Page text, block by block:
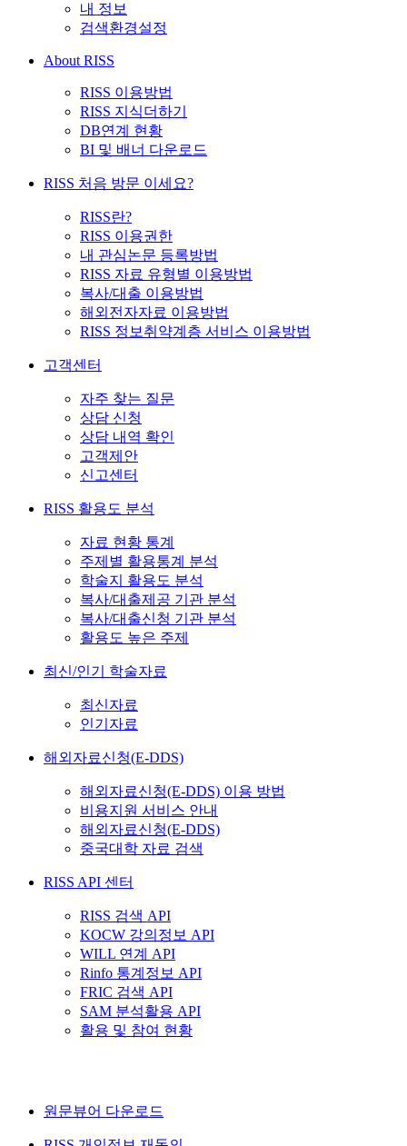
내 정보
검색환경설정
About RISS
RISS 이용방법
RISS 지식더하기
DB연계 현황
BI 및 배너 다운로드
RISS 처음 방문 이세요?
RISS란?
RISS 이용권한
내 관심논문 등록방법
RISS 자료 유형별 이용방법
복사/대출 이용방법
해외전자자료 이용방법
RISS 정보취약계층 서비스 이용방법
고객센터
자주 찾는 질문
상담 신청
상담 내역 확인
고객제안
신고센터
RISS 활용도 분석
자료 현황 통계
주제별 활용통계 분석
학술지 활용도 분석
복사/대출제공 기관 분석
복사/대출신청 기관 분석
활용도 높은 주제
최신/인기 학술자료
최신자료
인기자료
해외자료신청(E-DDS)
해외자료신청(E-DDS) 이용 방법
비용지원 서비스 안내
해외자료신청(E-DDS)
중국대학 자료 검색
RISS API 센터
RISS 검색 API
KOCW 강의정보 API
WILL 연계 API
Rinfo 통계정보 API
FRIC 검색 API
SAM 분석활용 API
활용 및 참여 현황
원문뷰어 다운로드